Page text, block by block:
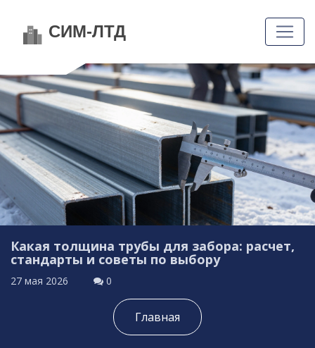
Какая толщина трубы для забора: расчет,
стандарты и советы по выбору
27 мая 2026 0
Главная